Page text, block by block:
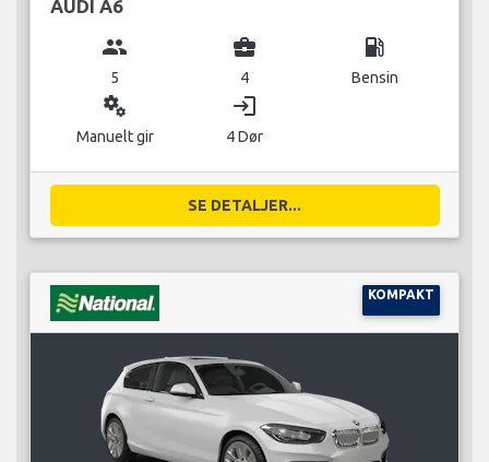
AUDI A6
group
5
business_center
4
local_gas_station
Bensin
miscellaneous_services
Manuelt gir
login
4 Dør
SE DETALJER...
KOMPAKT